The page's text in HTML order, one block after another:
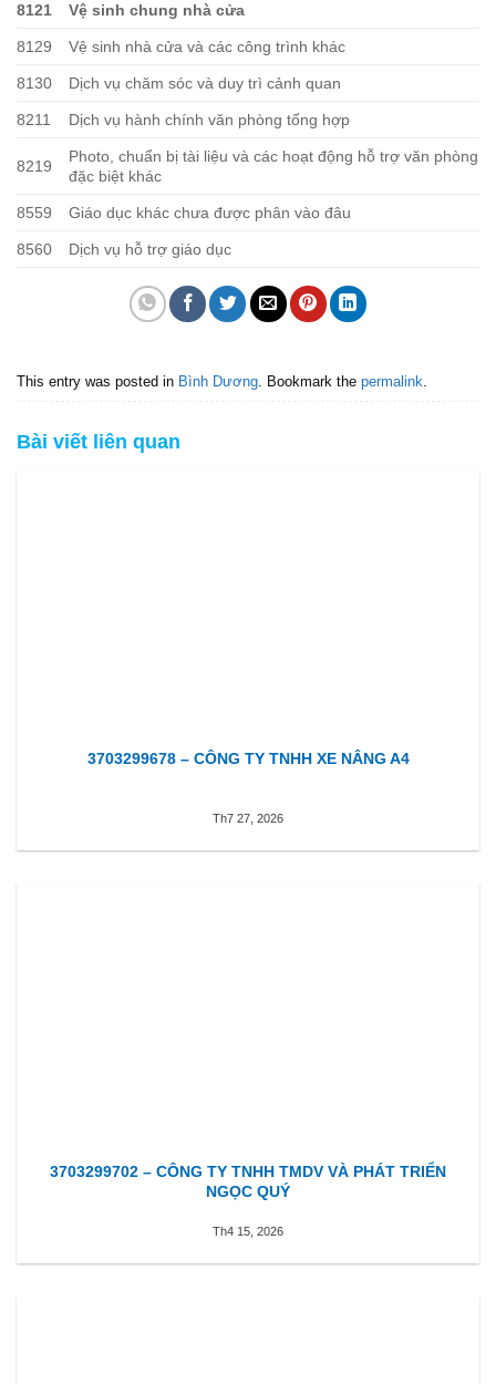
8121 Vệ sinh chung nhà cửa
8129 Vệ sinh nhà cửa và các công trình khác
8130 Dịch vụ chăm sóc và duy trì cảnh quan
8211 Dịch vụ hành chính văn phòng tổng hợp
8219
Photo, chuẩn bị tài liệu và các hoạt động hỗ trợ văn phòng
đặc biệt khác
8559 Giáo dục khác chưa được phân vào đâu
8560 Dịch vụ hỗ trợ giáo dục
This entry was posted in Bình Dương . Bookmark the permalink
Bài viết liên quan
3703299678 – CÔNG TY TNHH XE NÂNG A4
Th7 27, 2026
3703299702 – CÔNG TY TNHH TMDV VÀ PHÁT TRIỂN
NGỌC QUÝ
Th4 15, 2026